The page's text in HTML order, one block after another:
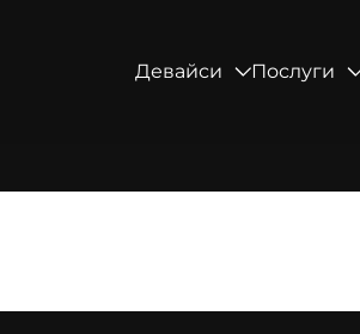
Девайси Послуги